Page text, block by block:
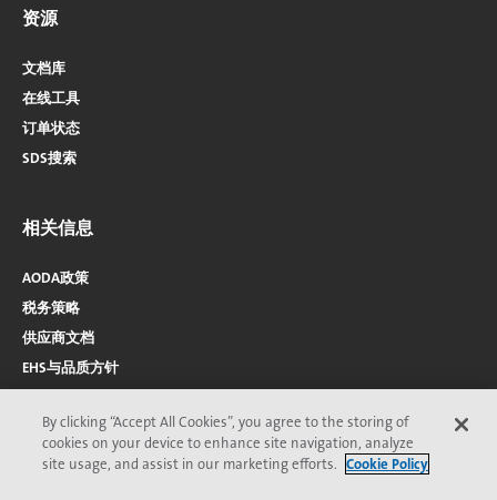
资源
文档库
在线工具
订单状态
SDS搜索
相关信息
AODA政策
税务策略
供应商文档
EHS与品质方针
By clicking “Accept All Cookies”, you agree to the storing of
cookies on your device to enhance site navigation, analyze
site usage, and assist in our marketing efforts. Cookie Policy